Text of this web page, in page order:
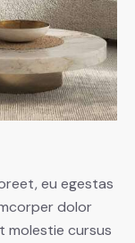
eu egestas
dolor
cursus